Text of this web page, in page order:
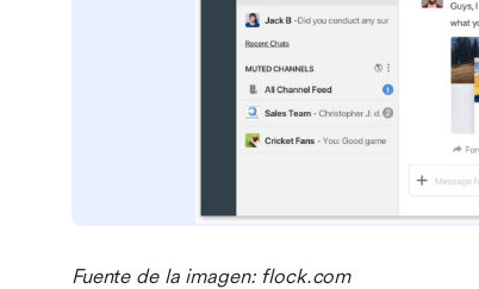
Fuente de la imagen: flock.com